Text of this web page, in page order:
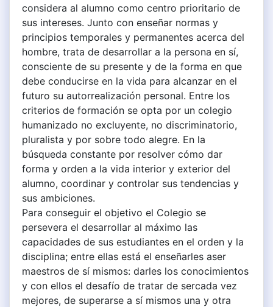
considera al alumno como centro prioritario de
sus intereses. Junto con enseñar normas y
principios temporales y permanentes acerca del
hombre, trata de desarrollar a la persona en sí,
consciente de su presente y de la forma en que
debe conducirse en la vida para alcanzar en el
futuro su autorrealización personal. Entre los
criterios de formación se opta por un colegio
humanizado no excluyente, no discriminatorio,
pluralista y por sobre todo alegre. En la
búsqueda constante por resolver cómo dar
forma y orden a la vida interior y exterior del
alumno, coordinar y controlar sus tendencias y
sus ambiciones.
Para conseguir el objetivo el Colegio se
persevera el desarrollar al máximo las
capacidades de sus estudiantes en el orden y la
disciplina; entre ellas está el enseñarles aser
maestros de sí mismos: darles los conocimientos
y con ellos el desafío de tratar de sercada vez
mejores, de superarse a sí mismos una y otra